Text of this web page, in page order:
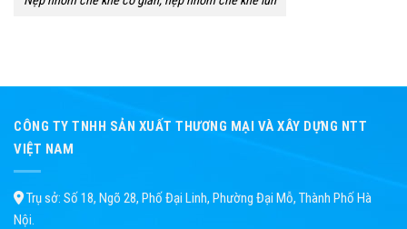
CÔNG TY TNHH SẢN XUẤT THƯƠNG MẠI VÀ XÂY DỰNG NTT
VIỆT NAM
Trụ sở: Số 18, Ngõ 28, Phố Đại Linh, Phường Đại Mỗ, Thành Phố Hà
Nội.